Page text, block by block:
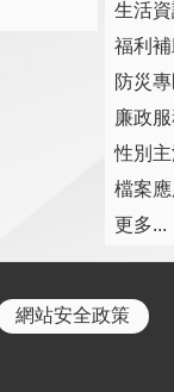
生活
福利
防災
廉政
性別
檔案應
更多...
網站安全政策